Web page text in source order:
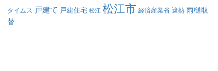
タイムス 戸建て 戸建住宅 松江 松江市 経済産業省 遮熱 雨樋取
替